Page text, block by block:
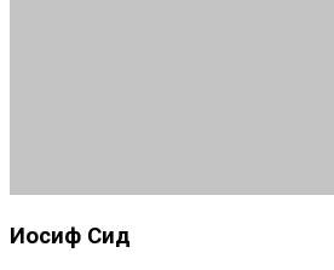
Иосиф Сид